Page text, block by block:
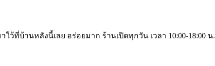
ที่บ้านหลังนี้เลย อร่อยมาก ร้านเปิดทุกวัน เวลา 10:00-18:00 น.